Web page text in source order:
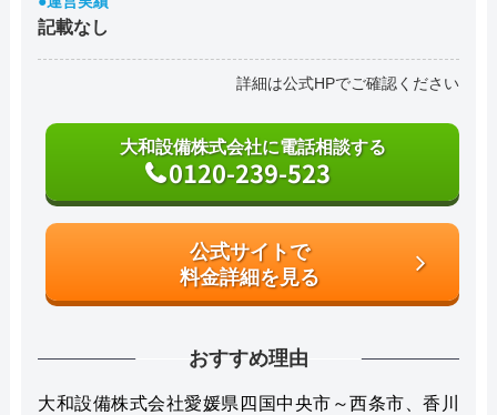
記載なし
詳細は公式HPでご確認ください
大和設備株式会社に電話相談する
0120-239-523
公式サイトで
料金詳細を見る
おすすめ理由
大和設備株式会社愛媛県四国中央市～西条市、香川